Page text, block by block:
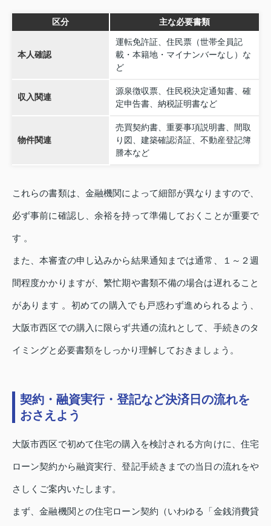
区分 主な必要書類
本人確認
運転免許証、住民票（世帯全員記
載・本籍地・マイナンバーなし）な
ど
収入関連
源泉徴収票、住民税決定通知書、確
定申告書、納税証明書など
物件関連
売買契約書、重要事項説明書、間取
り図、建築確認済証、不動産登記簿
謄本など
これらの書類は、金融機関によって細部が異なりますので、
必ず事前に確認し、余裕を持って準備しておくことが重要で
す 。
また、本審査の申し込みから結果通知までは通常、１～２週
間程度かかりますが、繁忙期や書類不備の場合は遅れること
があります 。初めての購入でも戸惑わず進められるよう、
大阪市西区での購入に限らず共通の流れとして、手続きのタ
イミングと必要書類をしっかり理解しておきましょう。
契約・融資実行・登記など決済日の流れを
おさえよう
大阪市西区で初めて住宅の購入を検討される方向けに、住宅
ローン契約から融資実行、登記手続きまでの当日の流れをや
さしくご案内いたします。
まず、金融機関との住宅ローン契約（いわゆる「金銭消費貸